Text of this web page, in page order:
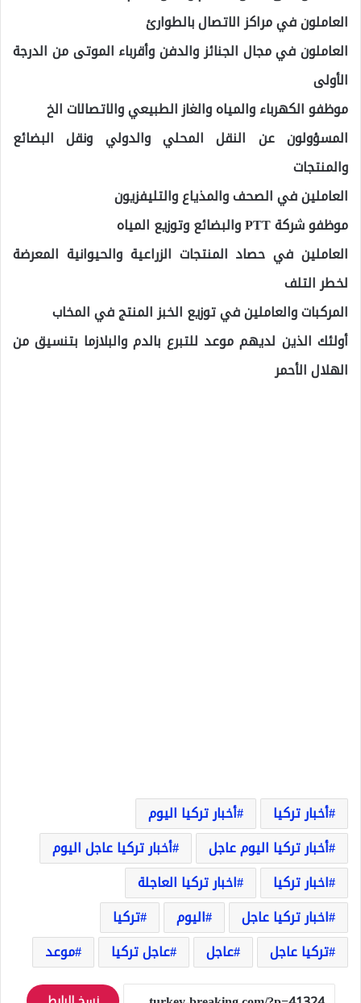
العاملون في مراكز الاتصال بالطوارئ
العاملون في مجال الجنائز والدفن وأقرباء الموتى من الدرجة
الأولى
موظفو الكهرباء والمياه والغاز الطبيعي والاتصالات الخ
المسؤولون عن النقل المحلي والدولي ونقل البضائع
والمنتجات
العاملين في الصحف والمذياع والتليفزيون
موظفو شركة PTT والبضائع وتوزيع المياه
العاملين في حصاد المنتجات الزراعية والحيوانية المعرضة
لخطر التلف
المركبات والعاملين في توزيع الخبز المنتج في المخاب
أولئك الذين لديهم موعد للتبرع بالدم والبلازما بتنسيق من
الهلال الأحمر
أخبار تركيا
أخبار تركيا اليوم
أخبار تركيا اليوم عاجل
أخبار تركيا عاجل اليوم
اخبار تركيا
اخبار تركيا العاجلة
اخبار تركيا عاجل
اليوم
تركيا
تركيا عاجل
عاجل عاجل تركيا موعد